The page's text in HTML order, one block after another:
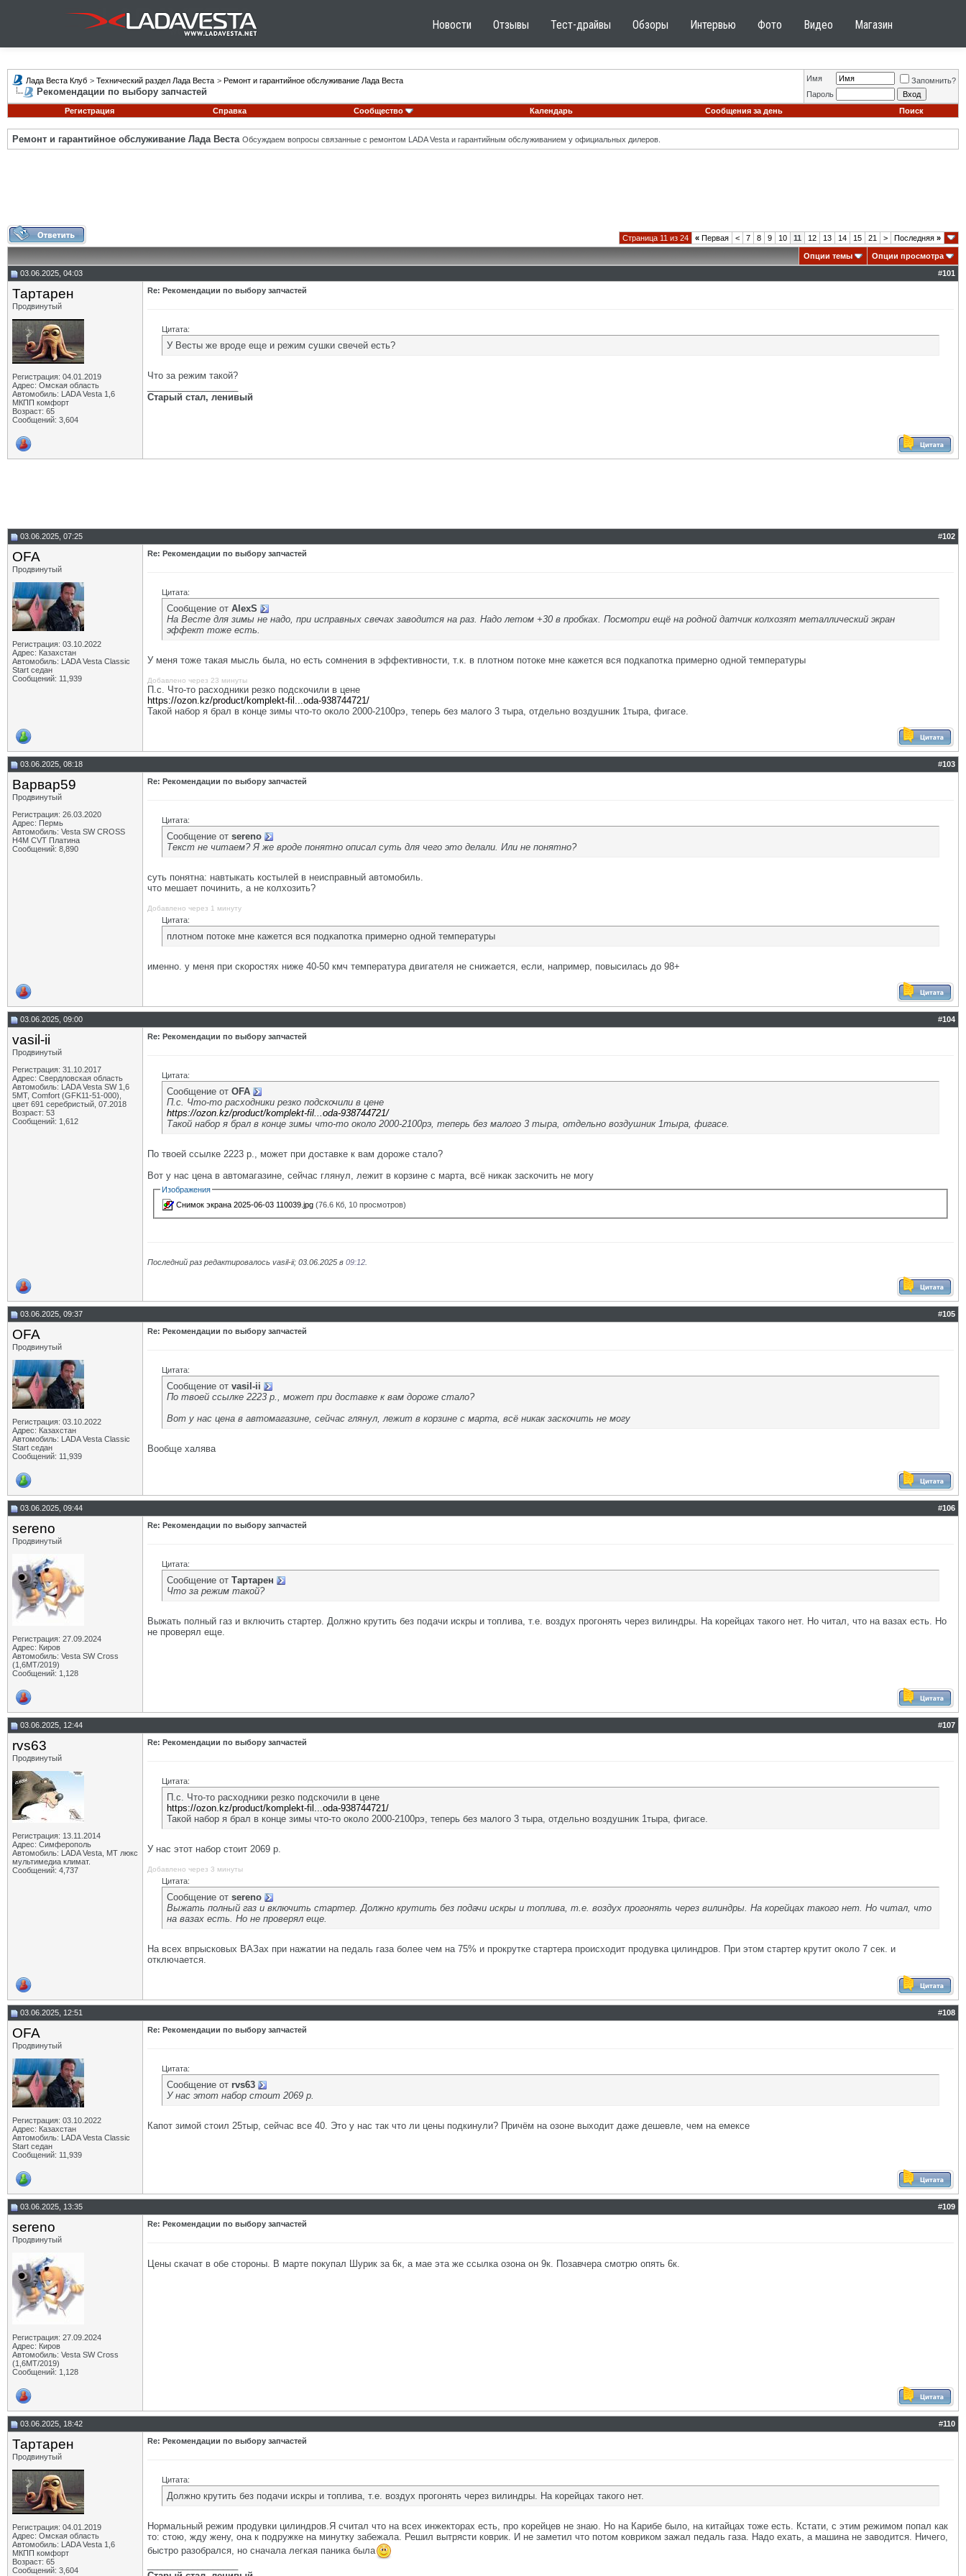
Новости Отзывы Тест-драйвы Обзоры Интервью Фото Видео Магазин
Лада Веста Клуб > Технический раздел Лада Веста > Ремонт и гарантийное обслуживание Лада Веста
Рекомендации по выбору запчастей
Имя
Запомнить?
Пароль
Регистрация
Справка Сообщество Календарь Сообщения за день Поиск
Ремонт и гарантийное обслуживание Лада Веста Обсуждаем вопросы связанные с ремонтом LADA Vesta и гарантийным обслуживанием у официальных дилеров.
Страница 11 из 24 « Первая < 7 8 9 10 11 12 13 14 15 21 > Последняя »
Опции темы
Опции просмотра
03.06.2025, 04:03
#101
Тартарен
Продвинутый
Регистрация: 04.01.2019
Адрес: Омская область
Автомобиль: LADA Vesta 1,6
МКПП комфорт
Возраст: 65
Сообщений: 3,604
Re: Рекомендации по выбору запчастей
Цитата:
У Весты же вроде еще и режим сушки свечей есть?
Что за режим такой?
Старый стал, ленивый
03.06.2025, 07:25 #102
OFA
Продвинутый
Регистрация: 03.10.2022
Адрес: Казахстан
Автомобиль: LADA Vesta Classic
Start седан
Сообщений: 11,939
Re: Рекомендации по выбору запчастей
Цитата:
Сообщение от AlexS
На Весте для зимы не надо, при исправных свечах заводится на раз. Надо летом +30 в пробках. Посмотри ещё на родной датчик колхозят металлический экран
эффект тоже есть.
У меня тоже такая мысль была, но есть сомнения в эффективности, т.к. в плотном потоке мне кажется вся подкапотка примерно одной температуры
Добавлено через 23 минуты
П.с. Что-то расходники резко подскочили в цене
https://ozon.kz/product/komplekt-fil...oda-938744721/
Такой набор я брал в конце зимы что-то около 2000-2100рэ, теперь без малого 3 тыра, отдельно воздушник 1тыра, фигасе.
03.06.2025, 08:18 #103
Варвар59
Продвинутый
Регистрация: 26.03.2020
Адрес: Пермь
Автомобиль: Vesta SW CROSS
H4M CVT Платина
Сообщений: 8,890
Re: Рекомендации по выбору запчастей
Цитата:
Сообщение от sereno
Текст не читаем? Я же вроде понятно описал суть для чего это делали. Или не понятно?
суть понятна: навтыкать костылей в неисправный автомобиль.
что мешает починить, а не колхозить?
Добавлено через 1 минуту
Цитата:
плотном потоке мне кажется вся подкапотка примерно одной температуры
именно. у меня при скоростях ниже 40-50 кмч температура двигателя не снижается, если, например, повысилась до 98+
03.06.2025, 09:00 #104
vasil-ii
Продвинутый
Регистрация: 31.10.2017
Адрес: Свердловская область
Автомобиль: LADA Vesta SW 1,6
5МТ, Comfort (GFK11-51-000),
цвет 691 серебристый, 07.2018
Возраст: 53
Сообщений: 1,612
Re: Рекомендации по выбору запчастей
Цитата:
Сообщение от OFA
П.с. Что-то расходники резко подскочили в цене
https://ozon.kz/product/komplekt-fil...oda-938744721/
Такой набор я брал в конце зимы что-то около 2000-2100рэ, теперь без малого 3 тыра, отдельно воздушник 1тыра, фигасе.
По твоей ссылке 2223 р., может при доставке к вам дороже стало?
Вот у нас цена в автомагазине, сейчас глянул, лежит в корзине с марта, всё никак заскочить не могу
Изображения
Снимок экрана 2025-06-03 110039.jpg (76.6 Кб, 10 просмотров)
Последний раз редактировалось vasil-ii; 03.06.2025 в 09:12
03.06.2025, 09:37 #105
OFA
Продвинутый
Регистрация: 03.10.2022
Адрес: Казахстан
Автомобиль: LADA Vesta Classic
Start седан
Сообщений: 11,939
Re: Рекомендации по выбору запчастей
Цитата:
Сообщение от vasil-ii
По твоей ссылке 2223 р., может при доставке к вам дороже стало?
Вот у нас цена в автомагазине, сейчас глянул, лежит в корзине с марта, всё никак заскочить не могу
Вообще халява
03.06.2025, 09:44 #106
sereno
Продвинутый
Регистрация: 27.09.2024
Адрес: Киров
Автомобиль: Vesta SW Cross
(1,6МТ/2019)
Сообщений: 1,128
Re: Рекомендации по выбору запчастей
Цитата:
Сообщение от Тартарен
Что за режим такой?
Выжать полный газ и включить стартер. Должно крутить без подачи искры и топлива, т.е. воздух прогонять через вилиндры. На корейцах такого нет. Но читал, что на вазах есть. Но
не проверял еще.
03.06.2025, 12:44 #107
rvs63
Продвинутый
Регистрация: 13.11.2014
Адрес: Симферополь
Автомобиль: LADA Vesta, МТ люкс
мультимедиа климат.
Сообщений: 4,737
Re: Рекомендации по выбору запчастей
Цитата:
П.с. Что-то расходники резко подскочили в цене
https://ozon.kz/product/komplekt-fil...oda-938744721/
Такой набор я брал в конце зимы что-то около 2000-2100рэ, теперь без малого 3 тыра, отдельно воздушник 1тыра, фигасе.
У нас этот набор стоит 2069 р.
Добавлено через 3 минуты
Цитата:
Сообщение от sereno
Выжать полный газ и включить стартер. Должно крутить без подачи искры и топлива, т.е. воздух прогонять через вилиндры. На корейцах такого нет. Но читал, что
на вазах есть. Но не проверял еще.
На всех впрысковых ВАЗах при нажатии на педаль газа более чем на 75% и прокрутке стартера происходит продувка цилиндров. При этом стартер крутит около 7 сек. и
отключается.
03.06.2025, 12:51 #108
OFA
Продвинутый
Регистрация: 03.10.2022
Адрес: Казахстан
Автомобиль: LADA Vesta Classic
Start седан
Сообщений: 11,939
Re: Рекомендации по выбору запчастей
Цитата:
Сообщение от rvs63
У нас этот набор стоит 2069 р.
Капот зимой стоил 25тыр, сейчас все 40. Это у нас так что ли цены подкинули? Причём на озоне выходит даже дешевле, чем на емексе
03.06.2025, 13:35 #109
sereno
Продвинутый
Регистрация: 27.09.2024
Адрес: Киров
Автомобиль: Vesta SW Cross
(1,6МТ/2019)
Сообщений: 1,128
Re: Рекомендации по выбору запчастей
Цены скачат в обе стороны. В марте покупал Шурик за 6к, а мае эта же ссылка озона он 9к. Позавчера смотрю опять 6к.
03.06.2025, 18:42 #110
Тартарен
Продвинутый
Регистрация: 04.01.2019
Адрес: Омская область
Автомобиль: LADA Vesta 1,6
МКПП комфорт
Возраст: 65
Сообщений: 3,604
Re: Рекомендации по выбору запчастей
Цитата:
Должно крутить без подачи искры и топлива, т.е. воздух прогонять через вилиндры. На корейцах такого нет.
Нормальный режим продувки цилиндров.Я считал что на всех инжекторах есть, про корейцев не знаю. Но на Карибе было, на китайцах тоже есть. Кстати, с этим режимом попал как
то: стою, жду жену, она к подружке на минутку забежала. Решил вытрясти коврик. И не заметил что потом ковриком зажал педаль газа. Надо ехать, а машина не заводится. Ничего,
быстро разобрался, но сначала легкая паника была